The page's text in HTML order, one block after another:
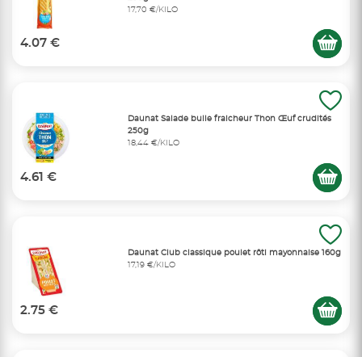
17,70 €/KILO
4.07 €
Daunat Salade bulle fraicheur Thon Œuf crudités
250g
18,44 €/KILO
4.61 €
Daunat Club classique poulet rôti mayonnaise 160g
17,19 €/KILO
2.75 €